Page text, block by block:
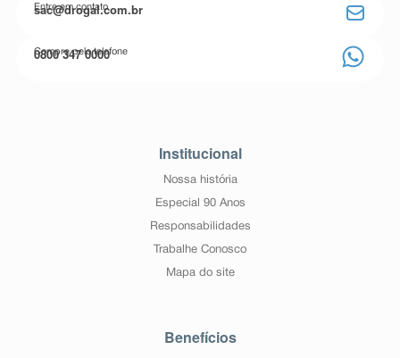
Entre em contato
sac@drogal.com.br
Compre pelo telefone
0800 347 0000
Institucional
Nossa história
Especial 90 Anos
Responsabilidades
Trabalhe Conosco
Mapa do site
Benefícios